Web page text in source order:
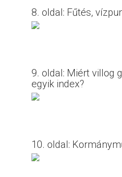
8. oldal: Fűtés,
9. oldal: Miért villog
egyik index?
10. oldal: